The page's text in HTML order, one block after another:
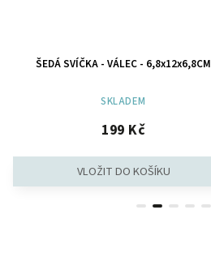
ŠEDÁ SVÍČKA - VÁLEC - 6,8x12x6,8CM
SKLADEM
199 Kč